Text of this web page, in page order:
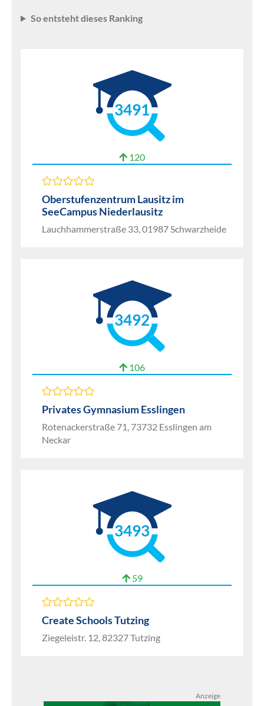
So entsteht dieses Ranking
3491
120
Oberstufenzentrum Lausitz im
SeeCampus Niederlausitz
Lauchhammerstraße 33, 01987 Schwarzheide
3492
106
Privates Gymnasium Esslingen
Rotenackerstraße 71, 73732 Esslingen am
Neckar
3493
59
Create Schools Tutzing
Ziegeleistr. 12, 82327 Tutzing
Anzeige